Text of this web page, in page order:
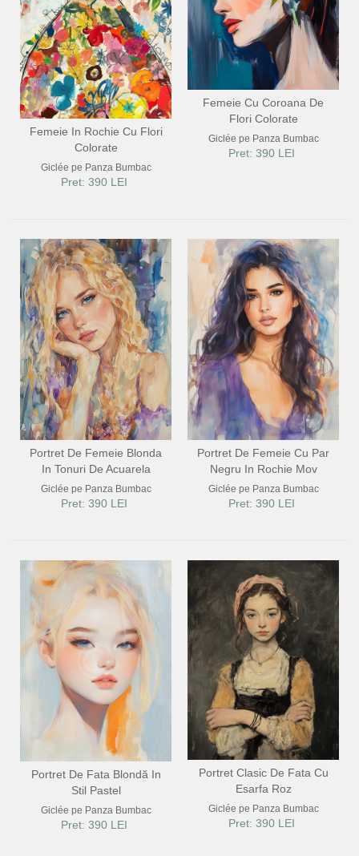
Femeie In Rochie Cu Flori
Colorate
Giclée pe Panza Bumbac
Pret: 390 LEI
Femeie Cu Coroana De
Flori Colorate
Giclée pe Panza Bumbac
Pret: 390 LEI
Portret De Femeie Blonda
In Tonuri De Acuarela
Giclée pe Panza Bumbac
Pret: 390 LEI
Portret De Femeie Cu Par
Negru In Rochie Mov
Giclée pe Panza Bumbac
Pret: 390 LEI
Portret De Fata Blondă In
Stil Pastel
Giclée pe Panza Bumbac
Pret: 390 LEI
Portret Clasic De Fata Cu
Esarfa Roz
Giclée pe Panza Bumbac
Pret: 390 LEI